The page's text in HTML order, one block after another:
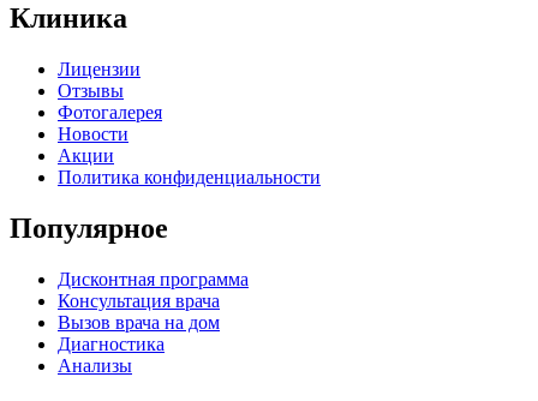
Клиника
Лицензии
Отзывы
Фотогалерея
Новости
Акции
Политика конфиденциальности
Популярное
Дисконтная программа
Консультация врача
Вызов врача на дом
Диагностика
Анализы